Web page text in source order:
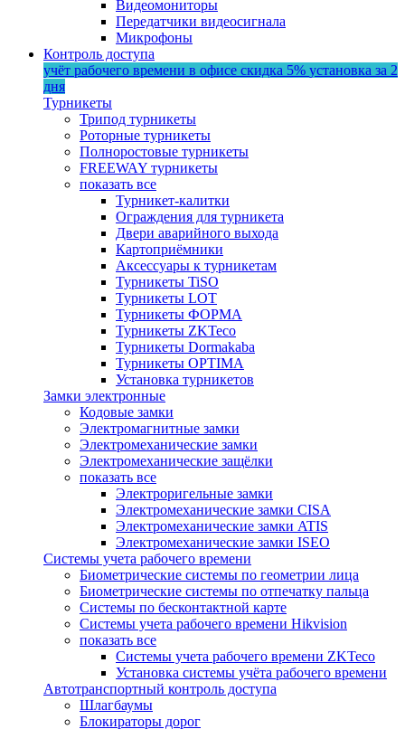
Видеомониторы
Передатчики видеосигнала
Микрофоны
Контроль доступа
учёт рабочего времени в офисе скидка 5% установка за 2
дня
Турникеты
Трипод турникеты
Роторные турникеты
Полноростовые турникеты
FREEWAY турникеты
показать все
Турникет-калитки
Ограждения для турникета
Двери аварийного выхода
Картоприёмники
Аксессуары к турникетам
Турникеты TiSO
Турникеты LOT
Турникеты ФОРМА
Турникеты ZKTeco
Турникеты Dormakaba
Турникеты OPTIMA
Установка турникетов
Замки электронные
Кодовые замки
Электромагнитные замки
Электромеханические замки
Электромеханические защёлки
показать все
Электроригельные замки
Электромеханические замки CISA
Электромеханические замки ATIS
Электромеханические замки ISEO
Системы учета рабочего времени
Биометрические системы по геометрии лица
Биометрические системы по отпечатку пальца
Системы по бесконтактной карте
Системы учета рабочего времени Hikvision
показать все
Системы учета рабочего времени ZKTeco
Установка системы учёта рабочего времени
Автотранспортный контроль доступа
Шлагбаумы
Блокираторы дорог